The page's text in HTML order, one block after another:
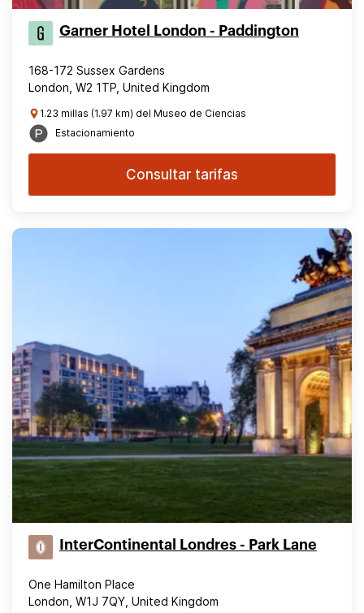
Garner Hotel London - Paddington
168-172 Sussex Gardens
London, W2 1TP, United Kingdom
1.23 millas (1.97 km) del Museo de Ciencias
Estacionamiento
Consultar tarifas
InterContinental Londres - Park Lane
One Hamilton Place
London, W1J 7QY, United Kingdom